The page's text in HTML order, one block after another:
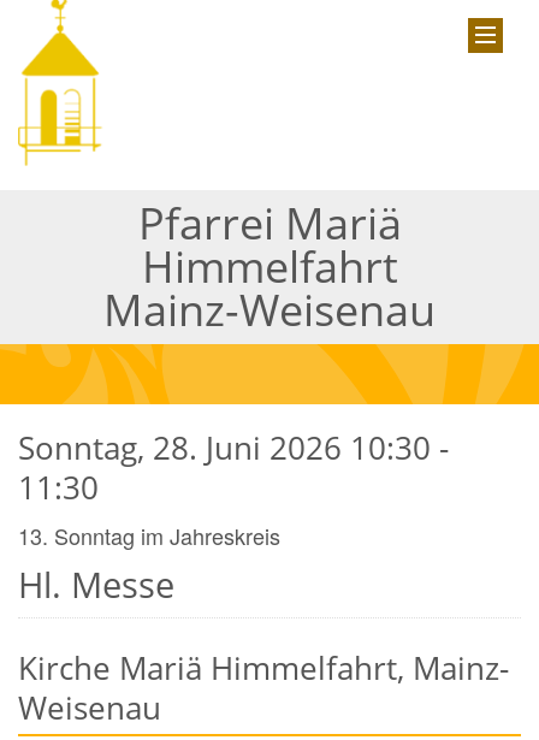
Pfarrei Mariä
Himmelfahrt
Mainz-Weisenau
Hl. Messe
Sonntag, 28. Juni 2026 10:30 -
11:30
13. Sonntag im Jahreskreis
Kirche Mariä Himmelfahrt, Mainz-
Weisenau